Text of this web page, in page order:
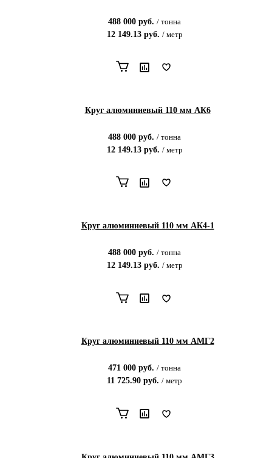
488 000 руб. / тонна
12 149.13руб. / метр
Круг алюминиевый 110 мм АК6
488 000 руб. / тонна
12 149.13руб. / метр
Круг алюминиевый 110 мм АК4-1
488 000 руб. / тонна
12 149.13руб. / метр
Круг алюминиевый 110 мм АМГ2
471 000 руб. / тонна
11 725.90 руб. / метр